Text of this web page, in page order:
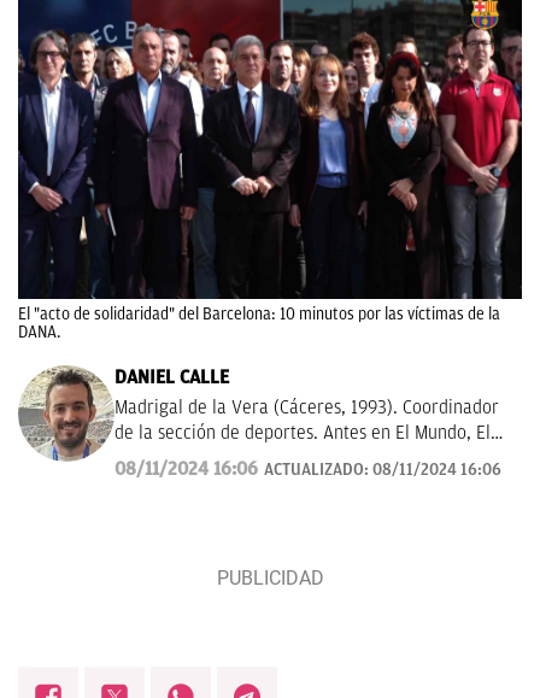
El "acto de solidaridad" del Barcelona: 10 minutos por las víctimas de la
DANA.
DANIEL CALLE
Madrigal de la Vera (Cáceres, 1993). Coordinador
de la sección de deportes. Antes en El Mundo, El
Español y El Debate. Una década informando sobre
la actualidad deportiva.
08/11/2024 16:06 ACTUALIZADO: 08/11/2024 16:06